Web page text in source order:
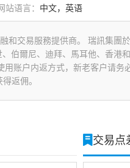
站语言： 中文，英语
和交易服務提供商。 瑞訊集團
伯爾尼、迪拜、馬耳他、香
账户内返方式，新老客户请
返佣。
交易点